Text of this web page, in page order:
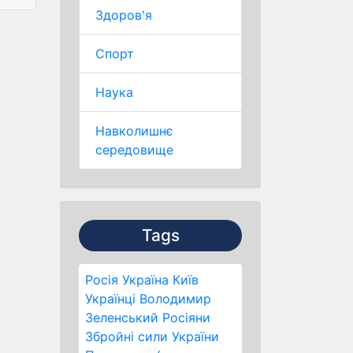
Здоров'я
Спорт
Наука
Навколишнє
середовище
Tags
Росія Україна Київ
Українці Володимир
Зеленський Росіяни
Збройні сили України